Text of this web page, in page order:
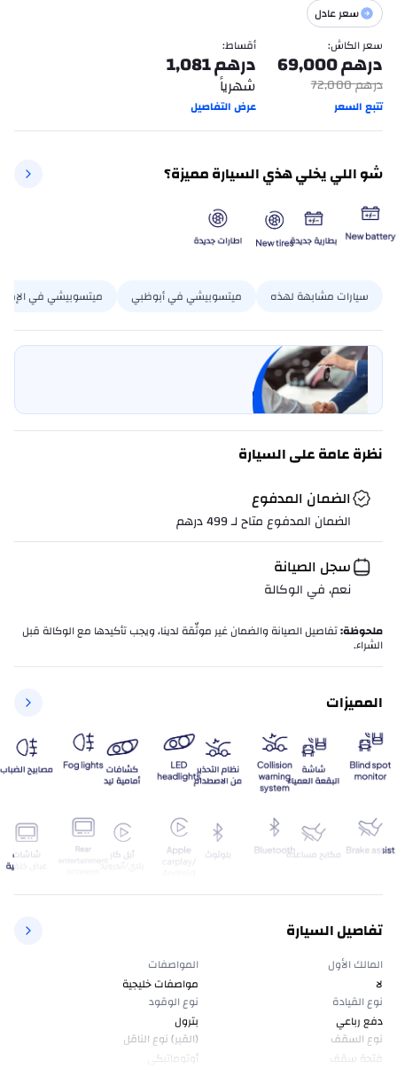
سعر عادل
سعر الكاش:
درهم69,000
درهم72,000
تتبع السعر
أقساط:
درهم1,081
شهرياً
عرض التفاصيل
شو اللي يخلي هذي السيارة مميزة؟
سيارات مشابهة لهذه ميتسوبيشي في أبوظبي ميتسوبيشي في
بيع سيارتي
خليها على كارسويتش
نظرة عامة على السيارة
الضمان المدفوع
الضمان المدفوع متاح لـ 499 درهم
سجل الصيانة
نعم، في الوكالة
ملحوظة:تفاصيل الصيانة والضمان غير موثّقة لدينا، ويجب تأكيدها مع الوكالة قبل
الشراء.
المميزات
تفاصيل السيارة
المالك الأول
لا
المواصفات
مواصفات خليجية
نوع القيادة
دفع رباعي
نوع الوقود
بترول
نوع السقف
فتحة سقف
(القير) نوع الناقل
أوتوماتيكي